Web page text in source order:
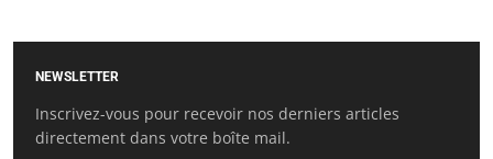
NEWSLETTER
Inscrivez-vous pour recevoir nos derniers articles
directement dans votre boîte mail.